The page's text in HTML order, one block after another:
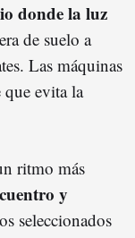
donde la luz
de suelo a
Las máquinas
que evita la
ritmo más
y
seleccionados